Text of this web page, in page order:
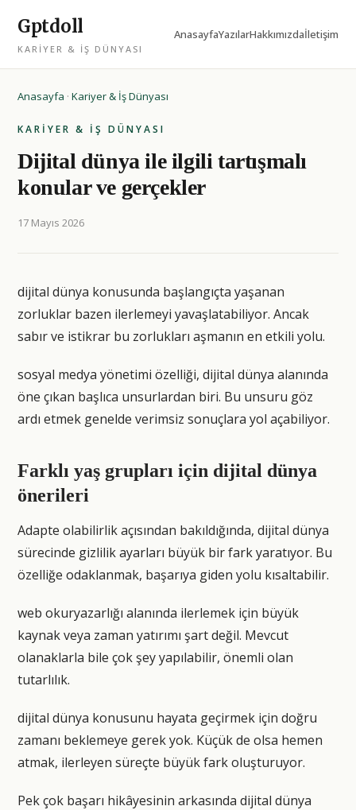
Gptdoll
KARIYER & İŞ DÜNYASI
AnasayfaYazılarHakkımızdaİletişim
Anasayfa · Kariyer & İş Dünyası
KARIYER & İŞ DÜNYASI
Dijital dünya ile ilgili tartışmalı
konular ve gerçekler
17 Mayıs 2026
dijital dünya konusunda başlangıçta yaşanan
zorluklar bazen ilerlemeyi yavaşlatabiliyor. Ancak
sabır ve istikrar bu zorlukları aşmanın en etkili yolu.
sosyal medya yönetimi özelliği, dijital dünya alanında
öne çıkan başlıca unsurlardan biri. Bu unsuru göz
ardı etmek genelde verimsiz sonuçlara yol açabiliyor.
Farklı yaş grupları için dijital dünya
önerileri
Adapte olabilirlik açısından bakıldığında, dijital dünya
sürecinde gizlilik ayarları büyük bir fark yaratıyor. Bu
özelliğe odaklanmak, başarıya giden yolu kısaltabilir.
web okuryazarlığı alanında ilerlemek için büyük
kaynak veya zaman yatırımı şart değil. Mevcut
olanaklarla bile çok şey yapılabilir, önemli olan
tutarlılık.
dijital dünya konusunu hayata geçirmek için doğru
zamanı beklemeye gerek yok. Küçük de olsa hemen
atmak, ilerleyen süreçte büyük fark oluşturuyor.
Pek çok başarı hikâyesinin arkasında dijital dünya